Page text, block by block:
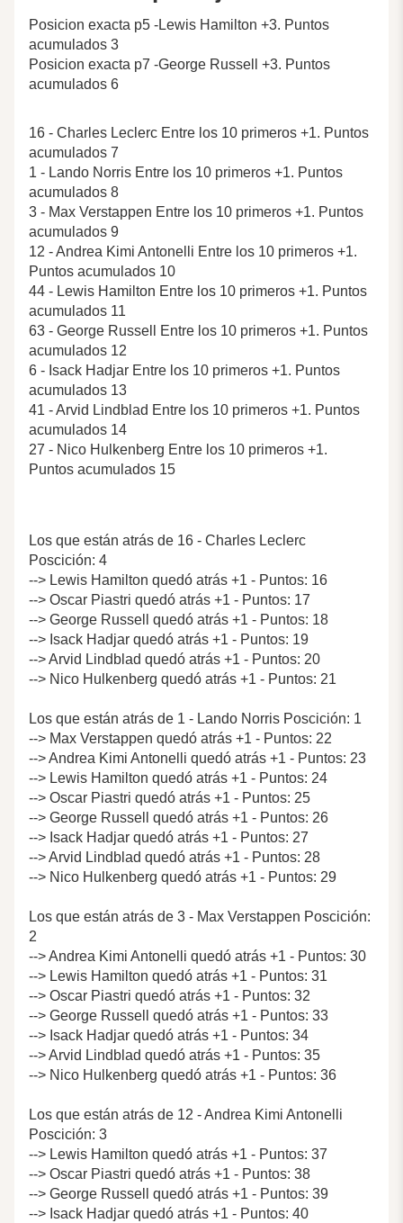
Posicion exacta p5 -Lewis Hamilton +3. Puntos
acumulados 3
Posicion exacta p7 -George Russell +3. Puntos
acumulados 6
16 - Charles Leclerc Entre los 10 primeros +1. Puntos
acumulados 7
1 - Lando Norris Entre los 10 primeros +1. Puntos
acumulados 8
3 - Max Verstappen Entre los 10 primeros +1. Puntos
acumulados 9
12 - Andrea Kimi Antonelli Entre los 10 primeros +1.
Puntos acumulados 10
44 - Lewis Hamilton Entre los 10 primeros +1. Puntos
acumulados 11
63 - George Russell Entre los 10 primeros +1. Puntos
acumulados 12
6 - Isack Hadjar Entre los 10 primeros +1. Puntos
acumulados 13
41 - Arvid Lindblad Entre los 10 primeros +1. Puntos
acumulados 14
27 - Nico Hulkenberg Entre los 10 primeros +1.
Puntos acumulados 15
Los que están atrás de 16 - Charles Leclerc
Poscición: 4
--> Lewis Hamilton quedó atrás +1 - Puntos: 16
--> Oscar Piastri quedó atrás +1 - Puntos: 17
--> George Russell quedó atrás +1 - Puntos: 18
--> Isack Hadjar quedó atrás +1 - Puntos: 19
--> Arvid Lindblad quedó atrás +1 - Puntos: 20
--> Nico Hulkenberg quedó atrás +1 - Puntos: 21
Los que están atrás de 1 - Lando Norris Poscición: 1
--> Max Verstappen quedó atrás +1 - Puntos: 22
--> Andrea Kimi Antonelli quedó atrás +1 - Puntos: 23
--> Lewis Hamilton quedó atrás +1 - Puntos: 24
--> Oscar Piastri quedó atrás +1 - Puntos: 25
--> George Russell quedó atrás +1 - Puntos: 26
--> Isack Hadjar quedó atrás +1 - Puntos: 27
--> Arvid Lindblad quedó atrás +1 - Puntos: 28
--> Nico Hulkenberg quedó atrás +1 - Puntos: 29
Los que están atrás de 3 - Max Verstappen Poscición:
2
--> Andrea Kimi Antonelli quedó atrás +1 - Puntos: 30
--> Lewis Hamilton quedó atrás +1 - Puntos: 31
--> Oscar Piastri quedó atrás +1 - Puntos: 32
--> George Russell quedó atrás +1 - Puntos: 33
--> Isack Hadjar quedó atrás +1 - Puntos: 34
--> Arvid Lindblad quedó atrás +1 - Puntos: 35
--> Nico Hulkenberg quedó atrás +1 - Puntos: 36
Los que están atrás de 12 - Andrea Kimi Antonelli
Poscición: 3
--> Lewis Hamilton quedó atrás +1 - Puntos: 37
--> Oscar Piastri quedó atrás +1 - Puntos: 38
--> George Russell quedó atrás +1 - Puntos: 39
--> Isack Hadjar quedó atrás +1 - Puntos: 40